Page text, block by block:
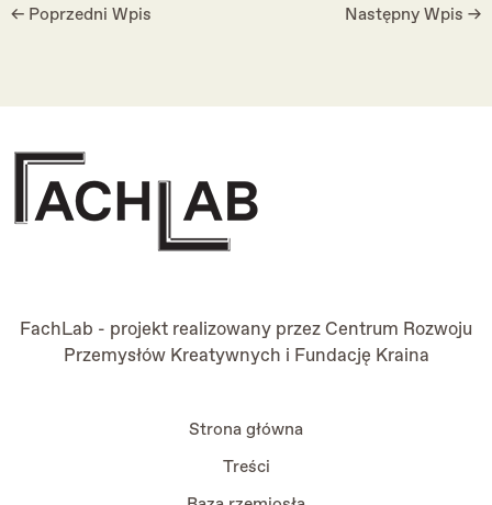
← Poprzedni Wpis Następny Wpis →
FachLab - projekt realizowany przezCentrum Rozwoju
Przemysłów Kreatywnych i Fundację Kraina
Strona główna
Treści